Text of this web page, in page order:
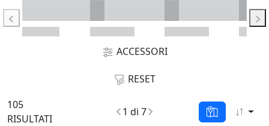
ACCESSORI
RESET
105
RISULTATI
1 di 7